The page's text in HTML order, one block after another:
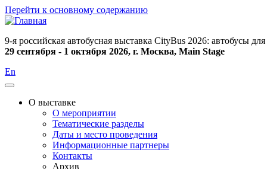
Перейти к основному содержанию
9-я российская автобусная выставка CityBus 2026: автобусы
29 сентября - 1 октября 2026, г. Москва, Main Stage
En
О выставке
О мероприятии
Тематические разделы
Даты и место проведения
Информационные партнеры
Контакты
Архив